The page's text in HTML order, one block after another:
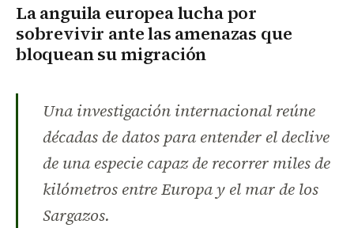
La anguila europea lucha por
sobrevivir ante las amenazas que
bloquean su migración
Una investigación internacional reúne
décadas de datos para entender el declive
de una especie capaz de recorrer miles de
kilómetros entre Europa y el mar de los
Sargazos.